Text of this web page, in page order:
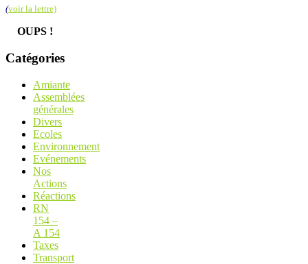
(voir la lettre)
OUPS !
Catégories
Amiante
Assemblées
générales
Divers
Ecoles
Environnement
Evénements
Nos
Actions
Réactions
RN
154 –
A 154
Taxes
Transport